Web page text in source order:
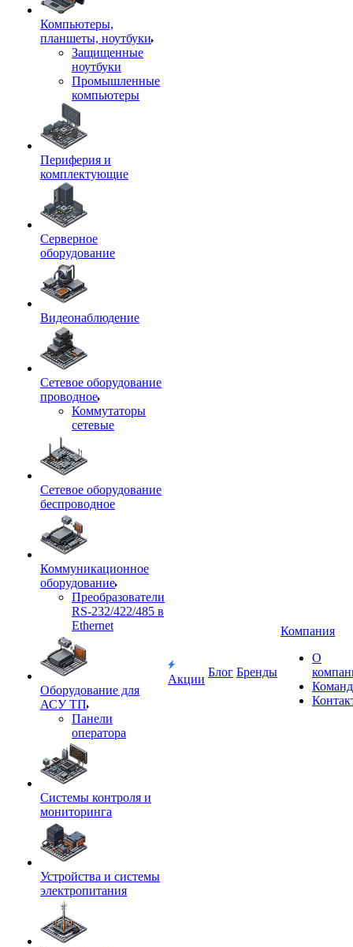
Компьютеры,
планшеты, ноутбуки
Защищенные
ноутбуки
Промышленные
компьютеры
Периферия и
комплектующие
Серверное
оборудование
Видеонаблюдение
Сетевое оборудование
проводное
Коммутаторы
сетевые
Сетевое оборудование
беспроводное
Коммуникационное
оборудование
Преобразователи
RS-232/422/485 в
Ethernet
Оборудование для
АСУ ТП
Панели
оператора
Системы контроля и
мониторинга
Устройства и системы
электропитания
Акции
Блог Бренды
Компания
О